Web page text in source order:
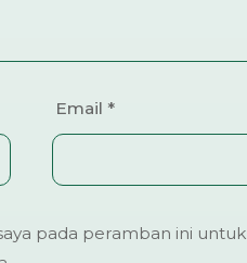
Email *
pada peramban ini untuk